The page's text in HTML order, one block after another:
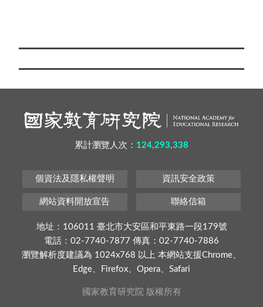
累計瀏覽人次： 124,293,338
個資法及隱私權聲明 資訊安全政策
網站資料開放宣告 聯絡信箱
地址：106011 臺北市大安區和平東路一段179號
電話：02-7740-7877 傳真：02-7740-7886
瀏覽解析度建議為 1024x768 以上 本網站支援Chrome、
Edge、Firefox、Opera、Safari
國家教育研究院 版權所有